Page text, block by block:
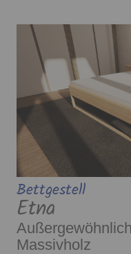
Bettgestell
Etna
Massivholz